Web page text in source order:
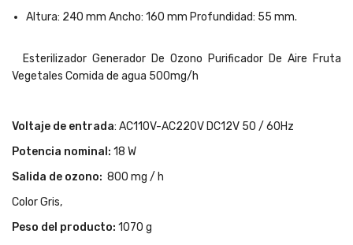
Altura: 240 mm Ancho: 160 mm Profundidad: 55 mm.
Esterilizador Generador De Ozono Purificador De Aire Fruta
Vegetales Comida de agua 500mg/h
Voltaje de entrada: AC110V-AC220V DC12V 50 / 60Hz
Potencia nominal: 18 W
Salida de ozono: 800 mg / h
Color Gris,
Peso del producto: 1070 g